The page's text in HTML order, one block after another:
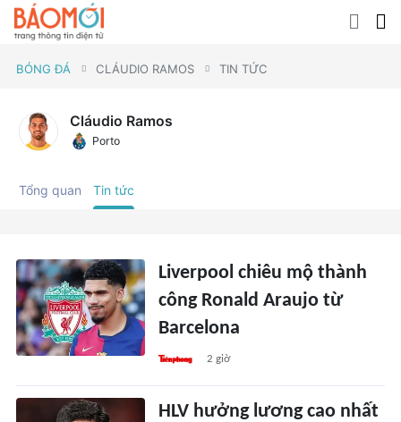
BÓNG ĐÁ CLÁUDIO RAMOS TIN TỨC
Cláudio Ramos
Porto
Tổng quan Tin tức
Liverpool chiêu mộ thành
công Ronald Araujo từ
Barcelona
2 giờ
HLV hưởng lương cao nhất